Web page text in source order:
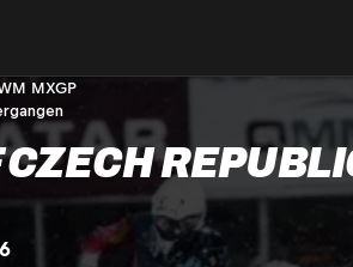
MXGP
CZECH